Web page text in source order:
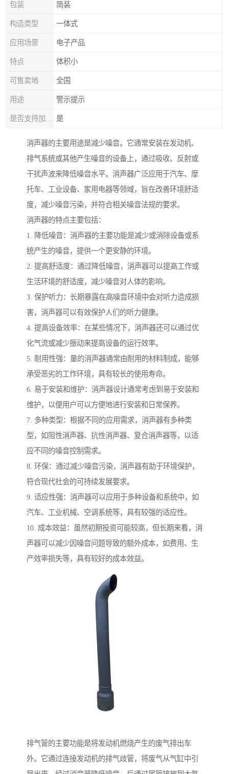
包装 简装
构造类型 一体式
应用场景 电子产品
特点 体积小
可售卖地 全国
用途 警示提示
是
消声器的主要用途是减少噪音。它通常安装在发动机、
排气系统或其他产生噪音的设备上，通过吸收、反射或
干扰声波来降低噪音水平。消声器广泛应用于汽车、摩
托车、工业设备、家用电器等领域，旨在改善环境舒适
度，减少噪音污染，并符合相关噪音法规的要求。
消声器的特点主要包括：
1. 降低噪音：消声器的主要功能是减少或消除设备或系
统产生的噪音，提供一个更安静的环境。
2. 提高舒适度：通过降低噪音，消声器可以提高工作或
生活环境的舒适度，减少噪音对人体的影响。
3. 保护听力：长期暴露在高噪音环境中会对听力造成损
害，消声器可以有效保护人们的听力健康。
4. 提高设备效率：在某些情况下，消声器还可以通过优
化气流或减少振动来提高设备的运行效率。
5. 耐用性强：量的消声器通常由耐用的材料制成，能够
承受恶劣的工作环境，具有较长的使用寿命。
6. 易于安装和维护：消声器设计通常考虑到易于安装和
维护，以便用户可以方便地进行安装和日常保养。
7. 多种类型：根据不同的应用需求，消声器有多种类
型，如阻性消声器、抗性消声器、复合消声器等，以适
应不同的噪音控制需求。
8. 环保：通过减少噪音污染，消声器有助于环境保护，
符合现代社会的可持续发展要求。
9. 适应性强：消声器可以应用于多种设备和系统中，如
汽车、工业机械、空调系统等，具有较强的适应性。
10. 成本效益：虽然初期投资可能较高，但长期来看，消
声器可以减少因噪音问题导致的额外成本，如费用、生
产效率损失等，具有较好的成本效益。
排气管的主要功能是将发动机燃烧产生的废气排出车
外。它通过连接发动机的排气歧管，将废气从气缸中引